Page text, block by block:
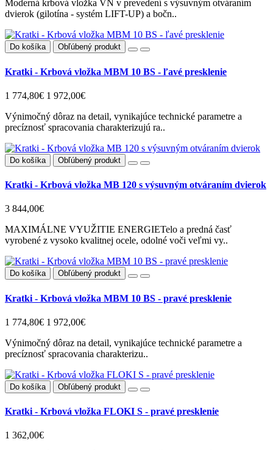
Moderná krbová vložka VN v prevedení s výsuvným otváraním
dvierok (gilotína - systém LIFT-UP) a bočn..
Do košíka Obľúbený produkt
Kratki - Krbová vložka MBM 10 BS - ľavé presklenie
1 774,80€ 1 972,00€
Výnimočný dôraz na detail, vynikajúce technické parametre a
precíznosť spracovania charakterizujú ra..
Do košíka Obľúbený produkt
Kratki - Krbová vložka MB 120 s výsuvným otváraním dvierok
3 844,00€
MAXIMÁLNE VYUŽITIE ENERGIETelo a predná časť
vyrobené z vysoko kvalitnej ocele, odolné voči veľmi vy..
Do košíka Obľúbený produkt
Kratki - Krbová vložka MBM 10 BS - pravé presklenie
1 774,80€ 1 972,00€
Výnimočný dôraz na detail, vynikajúce technické parametre a
precíznosť spracovania charakterizu..
Do košíka Obľúbený produkt
Kratki - Krbová vložka FLOKI S - pravé presklenie
1 362,00€